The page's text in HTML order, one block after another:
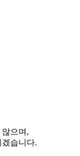
으며,
습니다.